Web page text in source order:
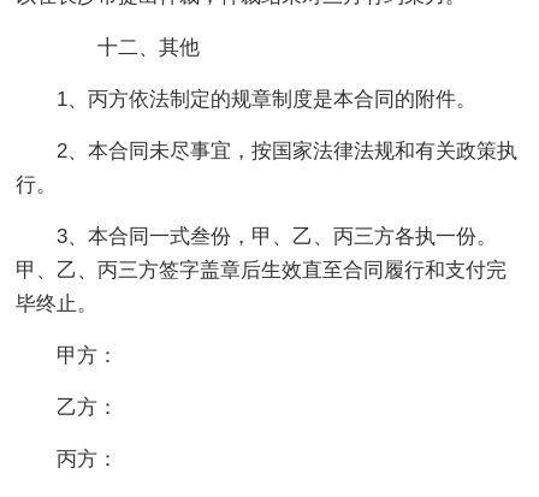
十二、其他
1、丙方依法制定的规章制度是本合同的附件。
2、本合同未尽事宜，按国家法律法规和有关政策执
行。
3、本合同一式叁份，甲、乙、丙三方各执一份。
甲、乙、丙三方签字盖章后生效直至合同履行和支付完
毕终止。
甲方：
乙方：
丙方：